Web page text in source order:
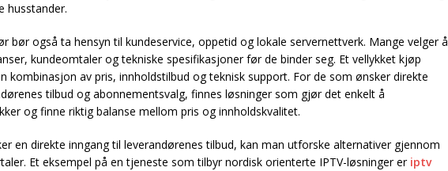
husstander.
bør også ta hensyn til kundeservice, oppetid og lokale servernettverk. Mange velger å
kundeomtaler og tekniske spesifikasjoner før de binder seg. Et vellykket kjøp
kombinasjon av pris, innholdstilbud og teknisk support. For de som ønsker direkte
tilbud og abonnementsvalg, finnes løsninger som gjør det enkelt å
og finne riktig balanse mellom pris og innholdskvalitet.
en direkte inngang til leverandørenes tilbud, kan man utforske alternativer gjennom
Et eksempel på en tjeneste som tilbyr nordisk orienterte IPTV-løsninger er iptv